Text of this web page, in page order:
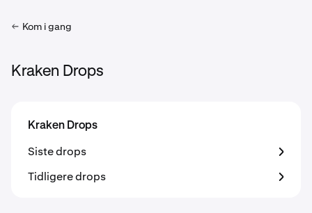
Kom i gang
Kraken Drops
Kraken Drops
Siste drops
Tidligere drops